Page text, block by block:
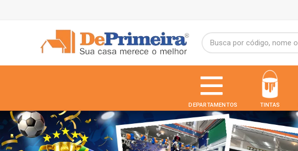
DEPARTAMENTOS TINTAS